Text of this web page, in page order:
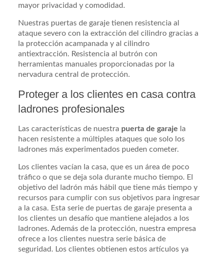
mayor privacidad y comodidad.
Nuestras puertas de garaje tienen resistencia al
ataque severo con la extracción del cilindro gracias a
la protección acampanada y al cilindro
antiextracción. Resistencia al butrón con
herramientas manuales proporcionadas por la
nervadura central de protección.
Proteger a los clientes en casa contra
ladrones profesionales
Las características de nuestra puerta de garaje la
hacen resistente a múltiples ataques que solo los
ladrones más experimentados pueden cometer.
Los clientes vacían la casa, que es un área de poco
tráfico o que se deja sola durante mucho tiempo. El
objetivo del ladrón más hábil que tiene más tiempo y
recursos para cumplir con sus objetivos para ingresar
a la casa. Esta serie de puertas de garaje presenta a
los clientes un desafío que mantiene alejados a los
ladrones. Además de la protección, nuestra empresa
ofrece a los clientes nuestra serie básica de
seguridad. Los clientes obtienen estos artículos ya